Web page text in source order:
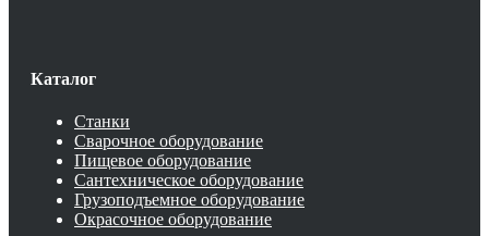
Каталог
Станки
Сварочное оборудование
Пищевое оборудование
Сантехническое оборудование
Грузоподъемное оборудование
Окрасочное оборудование